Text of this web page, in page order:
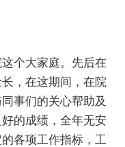
个大家庭。先后在
，在这期间，在院
事们的关心帮助及
的成绩，全年无安
各项工作指标，工